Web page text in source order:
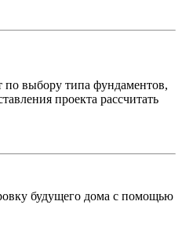
выбору типа фундаментов,
проекта рассчитать
будущего дома с помощью